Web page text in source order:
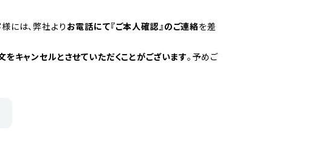
には、弊社よりお電話にて『ご本人確認』のご連絡を差
をキャンセルとさせていただくことがございます。予めご